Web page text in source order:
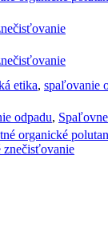
etika, spaľovanie
odpadu, Spaľovne
organické
znečisťovanie